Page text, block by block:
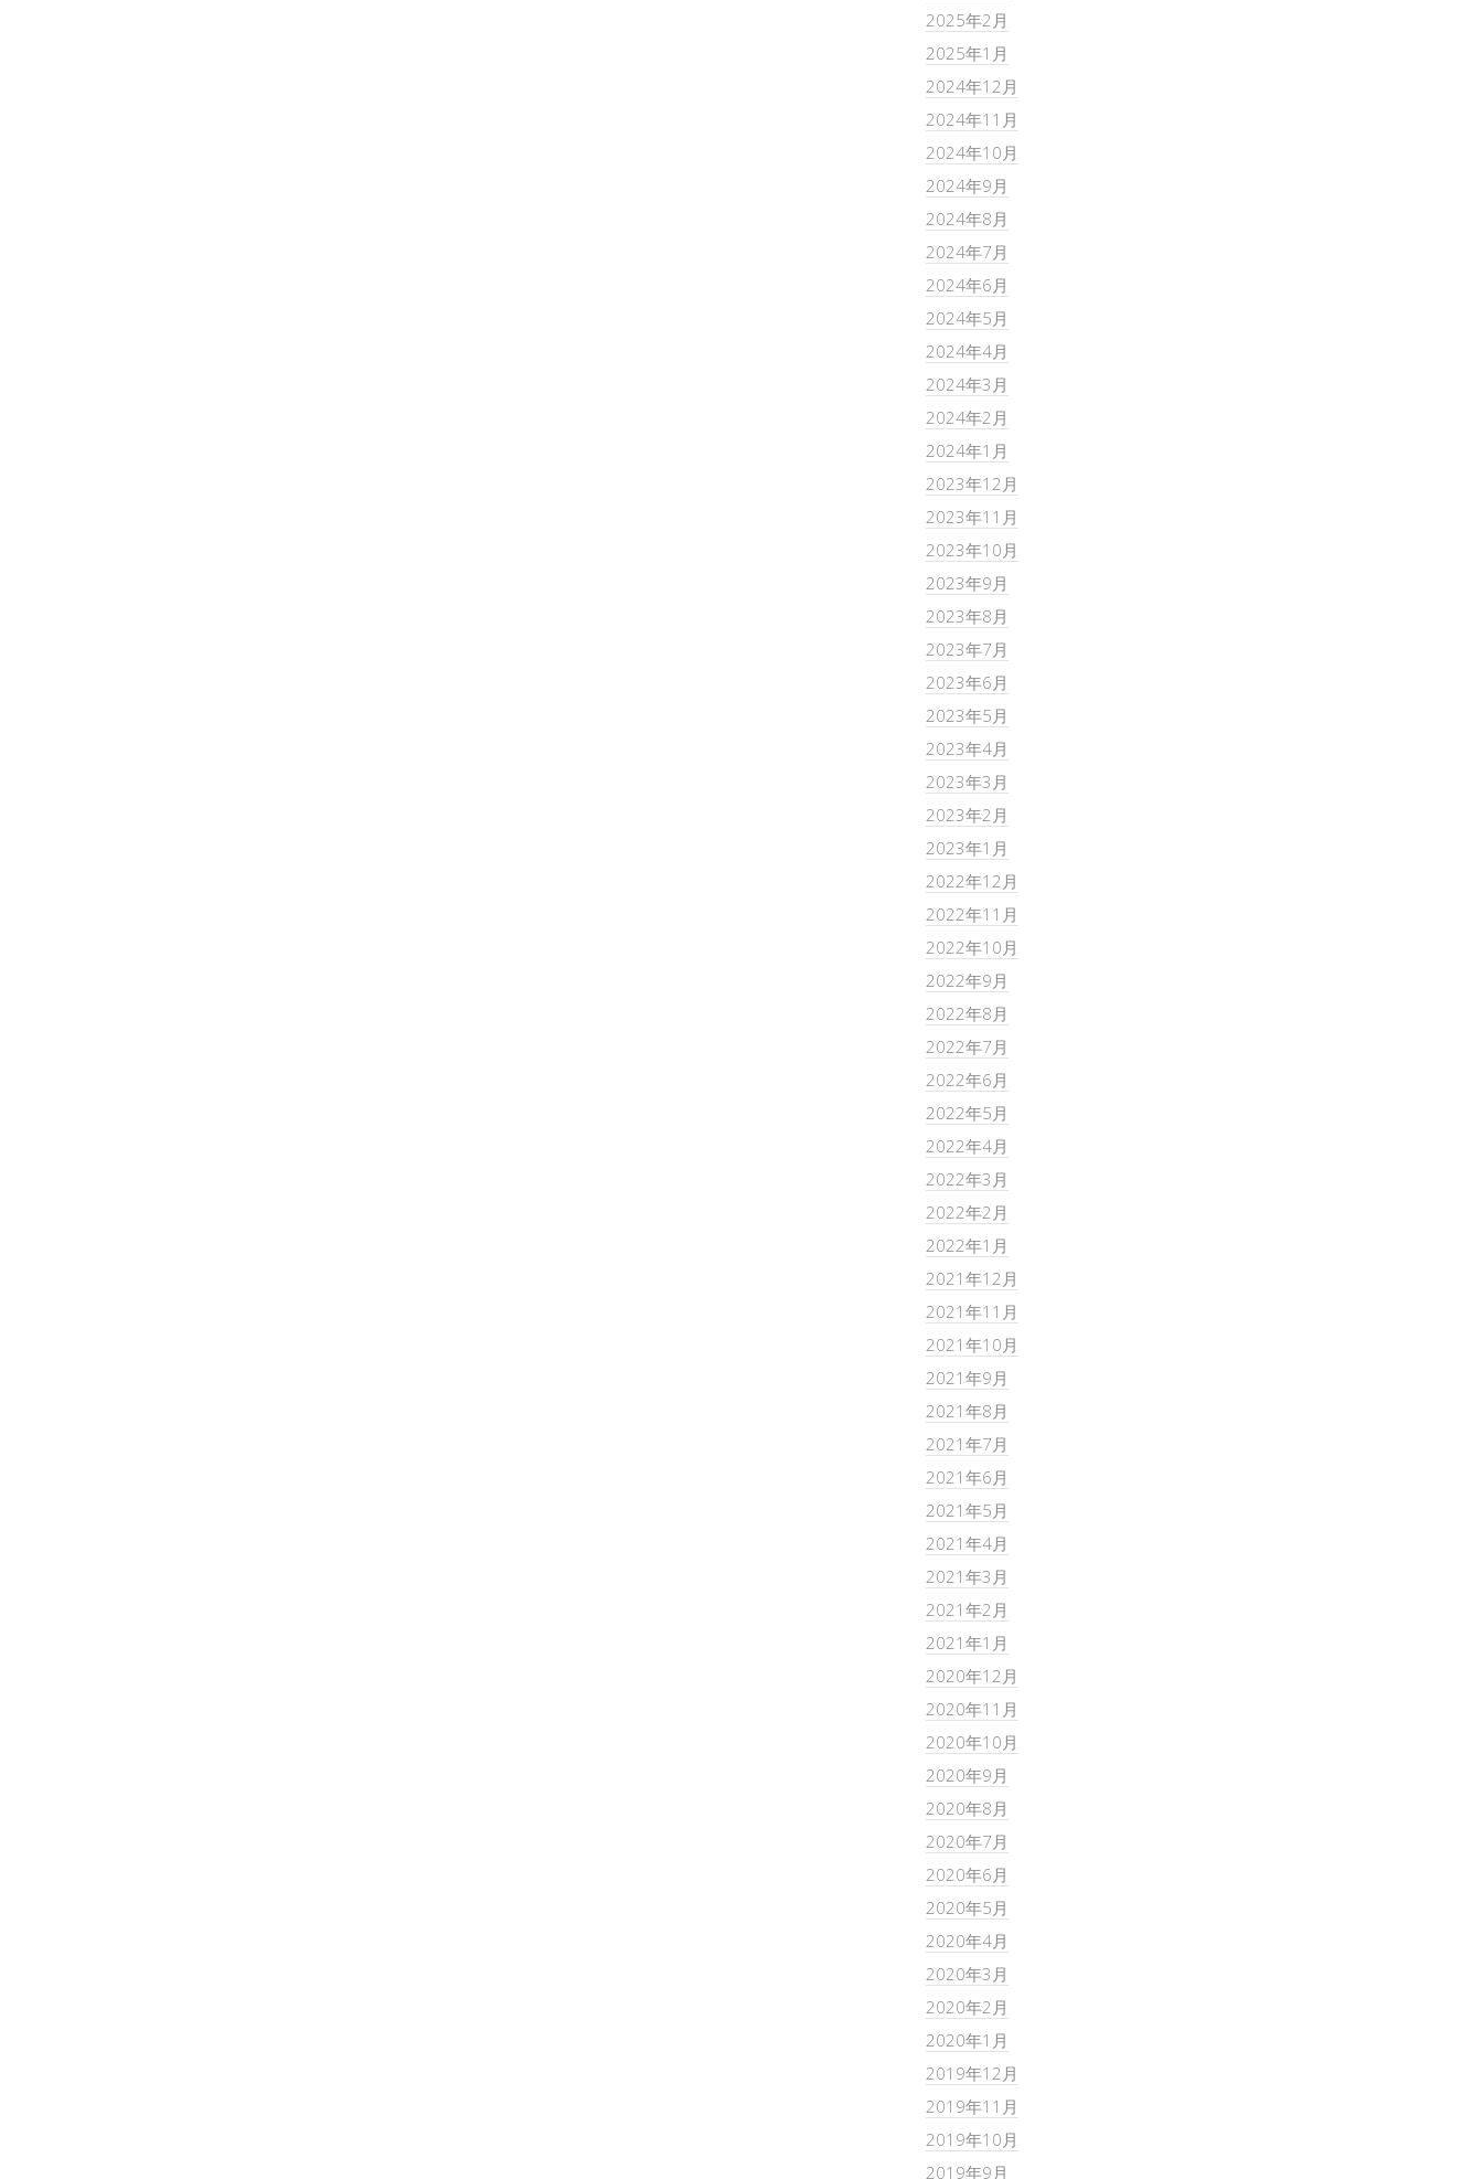
2025年2月
2025年1月
2024年12月
2024年11月
2024年10月
2024年9月
2024年8月
2024年7月
2024年6月
2024年5月
2024年4月
2024年3月
2024年2月
2024年1月
2023年12月
2023年11月
2023年10月
2023年9月
2023年8月
2023年7月
2023年6月
2023年5月
2023年4月
2023年3月
2023年2月
2023年1月
2022年12月
2022年11月
2022年10月
2022年9月
2022年8月
2022年7月
2022年6月
2022年5月
2022年4月
2022年3月
2022年2月
2022年1月
2021年12月
2021年11月
2021年10月
2021年9月
2021年8月
2021年7月
2021年6月
2021年5月
2021年4月
2021年3月
2021年2月
2021年1月
2020年12月
2020年11月
2020年10月
2020年9月
2020年8月
2020年7月
2020年6月
2020年5月
2020年4月
2020年3月
2020年2月
2020年1月
2019年12月
2019年11月
2019年10月
2019年9月